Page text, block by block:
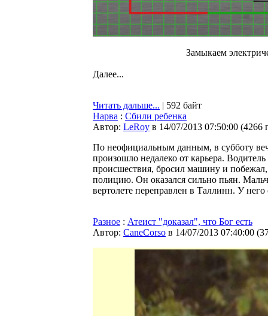
Замыкаем
Далее...
Читать дальше... | 592 байт
Нарва : Сбили ребенка
Автор: LeRoy в 14/07/2013 07:50:00 (4266
По неофициальным данным, в субботу
произошло недалеко от карьера.
происшествия, бросил машину и побежал,
полицию. Он оказался сильно пьян.
вертолете переправлен в Таллинн. У
Разное : Атеист "доказал", что Бог есть
Автор: CaneCorso в 14/07/2013 07:40:00 (